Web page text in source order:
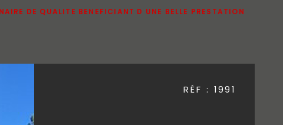
DE QUALITE BENEFICIANT D UNE BELLE PRESTATION
RÉF : 1991